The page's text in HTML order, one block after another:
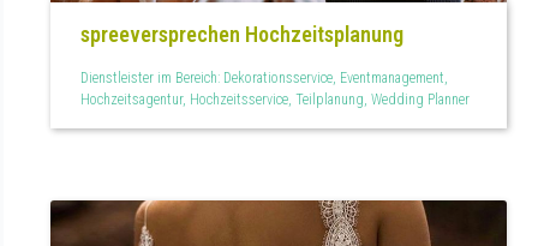
spreeversprechen Hochzeitsplanung
Dienstleister im Bereich: Dekorationsservice, Eventmanagement,
Hochzeitsagentur, Hochzeitsservice, Teilplanung, Wedding Planner